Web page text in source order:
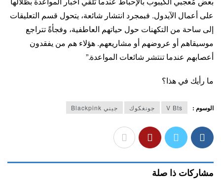
على أعمال الآيدول. فبمجرد انتشار شائعة، يتحول قسم التعليقات
إلى ساحة من التكهنات حول حياتهم العاطفية، وفجأةً تتراجع
موسيقاهم أو عروضهم أو مشاريعهم. هؤلاء هم من يفقدون
أعصابهم عندما تنتشر شائعات المواعدة.”
ما رأيك في هذا؟
الوسوم : V Bts جونغكوك جيني Blackpink
مشاركات ذا صلة